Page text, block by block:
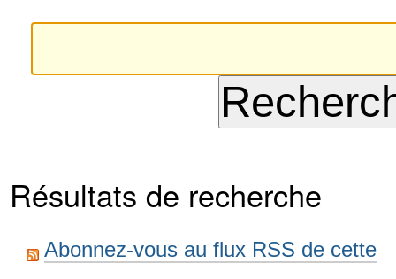
Résultats de recherche
Abonnez-vous au flux RSS de cette